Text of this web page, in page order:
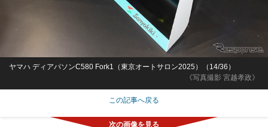
《写真撮影 宮越孝政》
ヤマハ ディアパソンC580 Fork1（東京オートサロン2025）（14/36）
この記事へ戻る